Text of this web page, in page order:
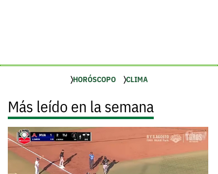
HORÓSCOPO CLIMA
Más leído en la semana